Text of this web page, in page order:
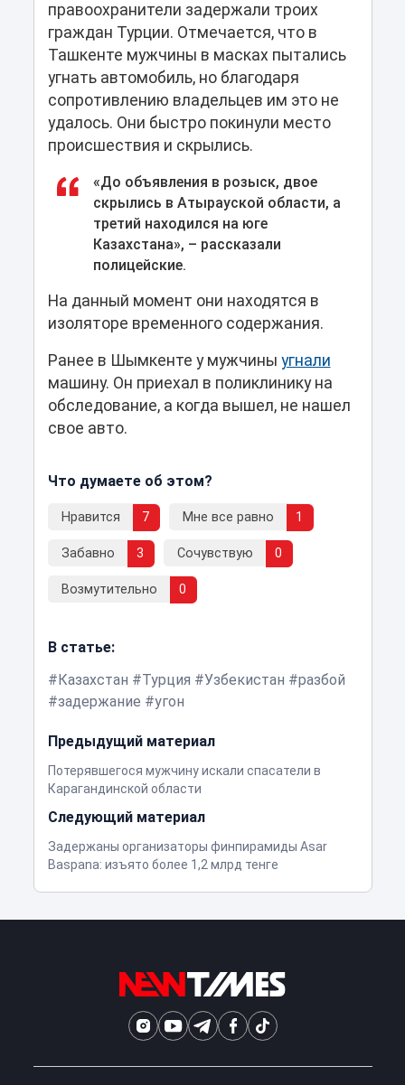
правоохранители задержали троих
граждан Турции. Отмечается, что в
Ташкенте мужчины в масках пытались
угнать автомобиль, но благодаря
сопротивлению владельцев им это не
удалось. Они быстро покинули место
происшествия и скрылись.
«До объявления в розыск, двое
скрылись в Атырауской области, а
третий находился на юге
Казахстана», – рассказали
полицейские.
На данный момент они находятся в
изоляторе временного содержания.
Ранее в Шымкенте у мужчины угнали
машину. Он приехал в поликлинику на
обследование, а когда вышел, не нашел
свое авто.
Что думаете об этом?
Нравится 7 Мне все равно 1
Забавно 3 Сочувствую 0
Возмутительно 0
В статье:
Казахстан
Турция Узбекистан
разбой
задержание
угон
Предыдущий материал
Потерявшегося мужчину искали спасатели в
Карагандинской области
Следующий материал
Задержаны организаторы финпирамиды Asar
Baspana: изъято более 1,2 млрд тенге